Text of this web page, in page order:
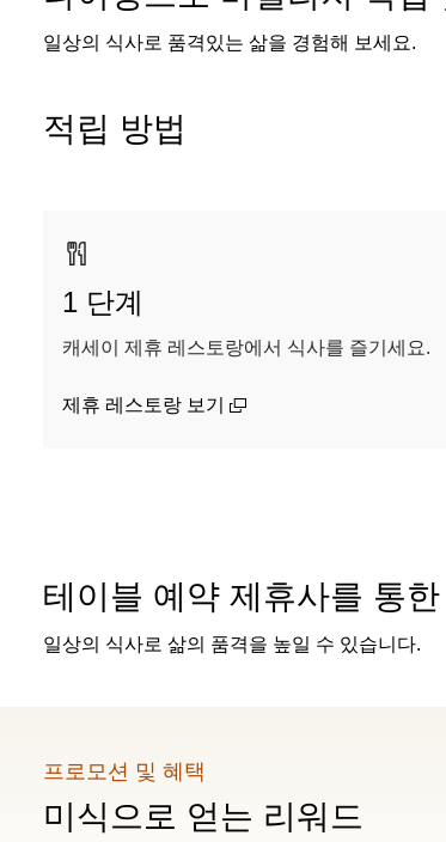
일상의 식사로 품격있는 삶을 경험해 보세요.
적립 방법
1 단계
캐세이 제휴 레스토랑에서 식사를 즐기세요.
제휴 레스토랑 보기 (open in a new window)
테이블 예약 제휴사를 통
일상의 식사로 삶의 품격을 높일 수 있습니다.
프로모션 및 혜택
미식으로 얻는 리워드